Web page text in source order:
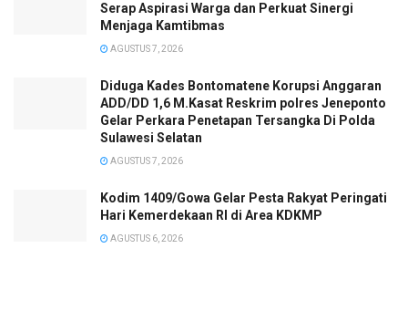
Serap Aspirasi Warga dan Perkuat Sinergi
Menjaga Kamtibmas
AGUSTUS 7, 2026
Diduga Kades Bontomatene Korupsi Anggaran
ADD/DD 1,6 M.Kasat Reskrim polres Jeneponto
Gelar Perkara Penetapan Tersangka Di Polda
Sulawesi Selatan
AGUSTUS 7, 2026
Kodim 1409/Gowa Gelar Pesta Rakyat Peringati
Hari Kemerdekaan RI di Area KDKMP
AGUSTUS 6, 2026